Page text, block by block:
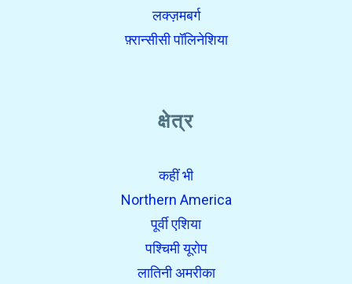
लक्ज़मबर्ग
फ़्रान्सीसी पॉलिनेशिया
क्षेत्र
कहीं भी
Northern America
पूर्वी एशिया
पश्चिमी यूरोप
लातिनी अमरीका